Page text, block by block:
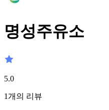
명성주유소
5.0
1개의 리뷰